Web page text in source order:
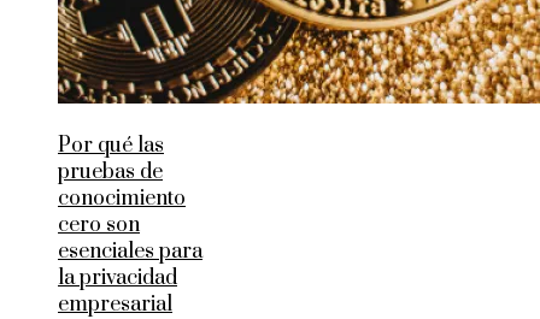
Por qué las
pruebas de
conocimiento
cero son
esenciales para
la privacidad
empresarial